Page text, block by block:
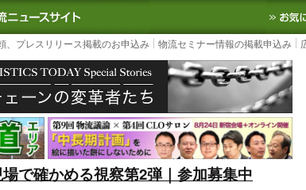
｜国内最大の物流ニュースサイト3PL, SCMなど国内外の
、プレスリリース掲載のお申込み 物流セミナー情報の掲載申込み
で確かめる視察第2弾｜参加募集中